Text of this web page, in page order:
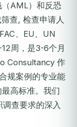
AML）和反恐
查, 检查申请人
、EU、UN
周，是3-6个月
Consultancy 作
规案例的专业能
高标准。我们
查要求的深入